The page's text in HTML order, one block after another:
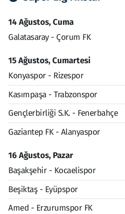
14 Ağustos, Cuma
Galatasaray - Çorum FK
15 Ağustos, Cumartesi
Konyaspor - Rizespor
Kasımpaşa - Trabzonspor
Gençlerbirliği S.K. - Fenerbahçe
Gaziantep FK - Alanyaspor
16 Ağustos, Pazar
Başakşehir - Kocaelispor
Beşiktaş - Eyüpspor
Amed - Erzurumspor FK